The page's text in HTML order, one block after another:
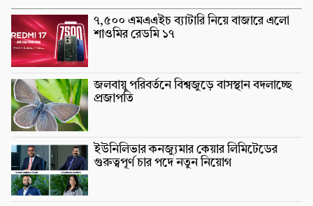
৭,৫০০ এমএএইচ ব্যাটারি নিয়ে বাজারে এলো
শাওমির রেডমি ১৭
জলবায়ু পরিবর্তনে বিশ্বজুড়ে বাসস্থান বদলাচ্ছে
প্রজাপতি
ইউনিলিভার কনজ্যুমার কেয়ার লিমিটেডের
গুরুত্বপূর্ণ চার পদে নতুন নিয়োগ